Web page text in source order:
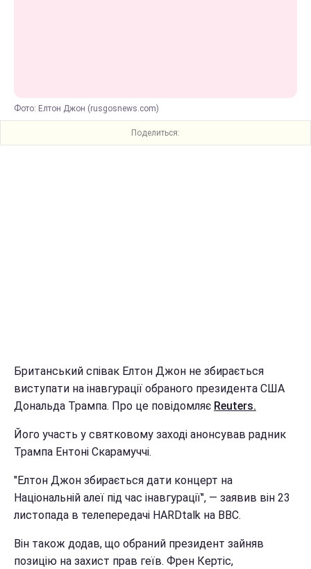
Фото: Елтон Джон (rusgosnews.com)
Поделиться:
Британський співак Елтон Джон не збирається
виступати на інавгурації обраного президента США
Дональда Трампа. Про це повідомляє Reuters.
Його участь у святковому заході анонсував радник
Трампа Ентоні Скарамуччі.
"Елтон Джон збирається дати концерт на
Національній алеї під час інавгурації", — заявив він 23
листопада в телепередачі HARDtalk на BBC.
Він також додав, що обраний президент зайняв
позицію на захист прав геїв. Френ Кертіс,